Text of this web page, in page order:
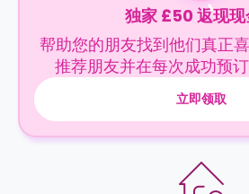
独家 £50 返现
帮助您的朋友找到他们真正
推荐朋友并在每次成功预
立即领取